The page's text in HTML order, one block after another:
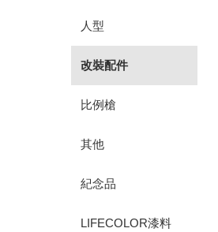
人型
改裝配件
比例槍
其他
紀念品
LIFECOLOR漆料